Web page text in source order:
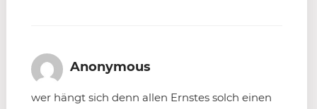
Anonymous
wer hängt sich denn allen Ernstes solch einen